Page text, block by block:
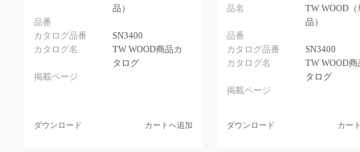
品）
品番
カタログ品番
SN3400
カタログ名
TW WOOD商品カ
タログ
掲載ページ
ダウンロード カートへ追加
品名
TW WOOD（
品）
品番
カタログ品番
SN3400
カタログ名
TW WOOD商
タログ
掲載ページ
ダウンロード カー